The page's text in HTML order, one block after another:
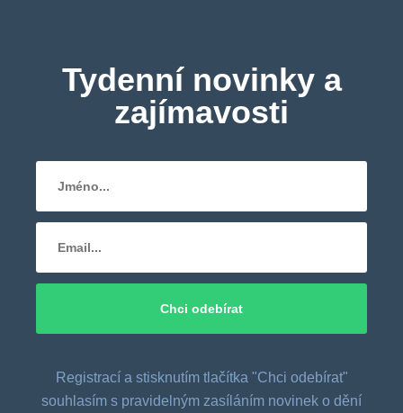
Tydenní novinky a
zajímavosti
Registrací a stisknutím tlačítka "Chci odebírat"
souhlasím s pravidelným zasíláním novinek o dění